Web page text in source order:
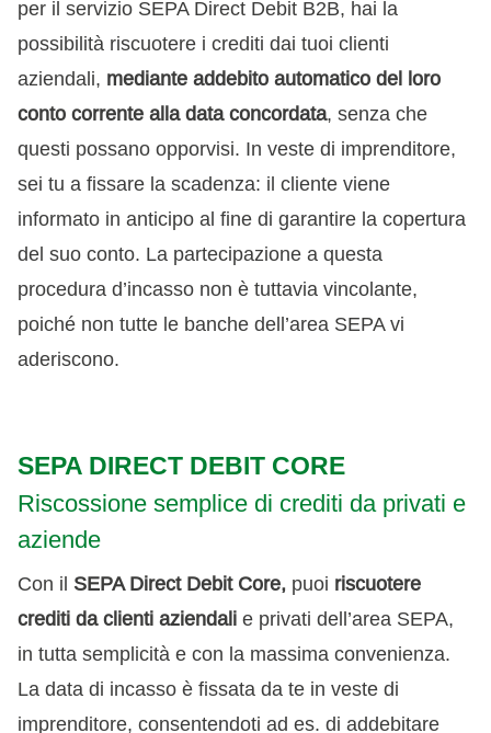
per il servizio SEPA Direct Debit B2B, hai la
possibilità riscuotere i crediti dai tuoi clienti
aziendali, mediante addebito automatico del loro
conto corrente alla data concordata, senza che
questi possano opporvisi. In veste di imprenditore,
sei tu a fissare la scadenza: il cliente viene
informato in anticipo al fine di garantire la copertura
del suo conto. La partecipazione a questa
procedura d’incasso non è tuttavia vincolante,
poiché non tutte le banche dell’area SEPA vi
aderiscono.
SEPA DIRECT DEBIT CORE
Riscossione semplice di crediti da privati e
aziende
Con il SEPA Direct Debit Core, puoi riscuotere
crediti da clienti aziendali e privati dell’area SEPA,
in tutta semplicità e con la massima convenienza.
La data di incasso è fissata da te in veste di
imprenditore, consentendoti ad es. di addebitare